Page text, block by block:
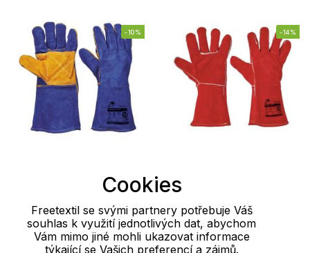
-10%
rukavice PUGNAX BLUE
Cerva
-14%
rukavice PUGNAX RED
Cerva
Cookies
Freetextil se svými partnery potřebuje Váš
souhlas k využití jednotlivých dat, abychom
Vám mimo jiné mohli ukazovat informace
týkající se Vašich preferencí a zájmů.